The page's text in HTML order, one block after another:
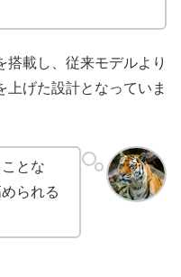
搭載し、従来モデルより
上げた設計となっていま
とな
られる